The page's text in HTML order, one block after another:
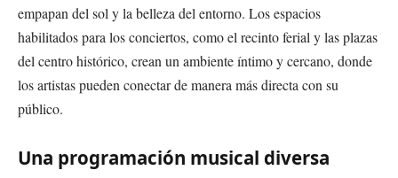
empapan del sol y la belleza del entorno. Los espacios
habilitados para los conciertos, como el recinto ferial y las plazas
del centro histórico, crean un ambiente íntimo y cercano, donde
los artistas pueden conectar de manera más directa con su
público.
Una programación musical diversa